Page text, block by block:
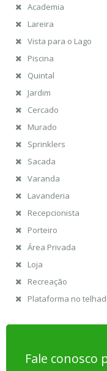
Academia
Lareira
Vista para o Lago
Piscina
Quintal
Jardim
Cercado
Murado
Sprinklers
Sacada
Varanda
Lavanderia
Recepcionista
Porteiro
Área Privada
Loja
Recreação
Plataforma no
Fale conosco